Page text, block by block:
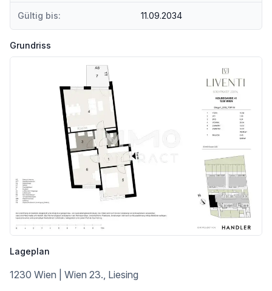
Gültig bis: 11.09.2034
Grundriss
Lageplan
1230 Wien | Wien 23., Liesing